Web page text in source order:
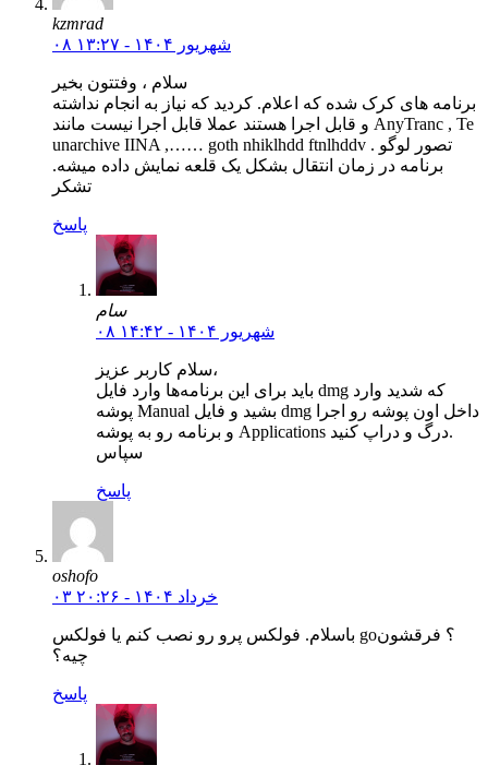
kzmrad
۰۸ شهریور ۱۴۰۴ - ۱۳:۲۷
سلام ، وفتتون بخیر
برنامه های کرک شده که اعلام. کردید که نیاز به انجام نداشته
و قابل اجرا هستند عملا قابل اجرا نیست مانند AnyTranc , Te
unarchive IINA ,…… goth nhiklhdd ftnlhddv . تصور لوگو
برنامه در زمان انتقال بشکل یک قلعه نمایش داده میشه.
تشکر
پاسخ
سام
۰۸ شهریور ۱۴۰۴ - ۱۴:۴۲
سلام کاربر عزیز،
باید برای این برنامه‌ها وارد فایل dmg که شدید وارد
پوشه Manual بشید و فایل dmg داخل اون پوشه رو اجرا
و برنامه رو به پوشه Applications درگ و دراپ کنید.
سپاس
پاسخ
oshofo
۰۳ خرداد ۱۴۰۴ - ۲۰:۲۶
باسلام. فولکس پرو رو نصب کنم یا فولکس go؟ فرقشون
چیه؟
پاسخ